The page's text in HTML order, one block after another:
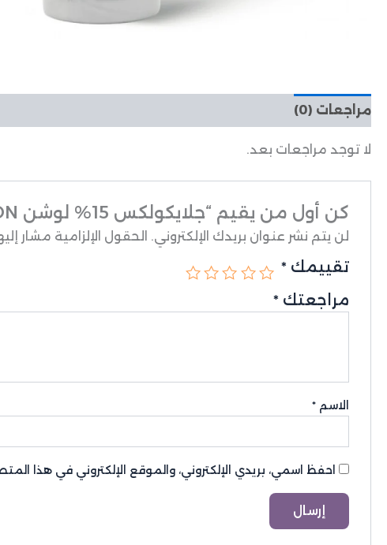
مراجعات (0)
لا توجد مراجعات بعد.
كن أول من يقيم “جلايكولكس 15% لوشن GLYCOLIX 15% BODY LOTION”
لن يتم نشر عنوان بريدك الإلكتروني. الحقول الإلزامية مشار
تقييمك *
مراجعتك *
الاسم *
احفظ اسمي، بريدي الإلكتروني، والموقع الإلكتروني في هذا